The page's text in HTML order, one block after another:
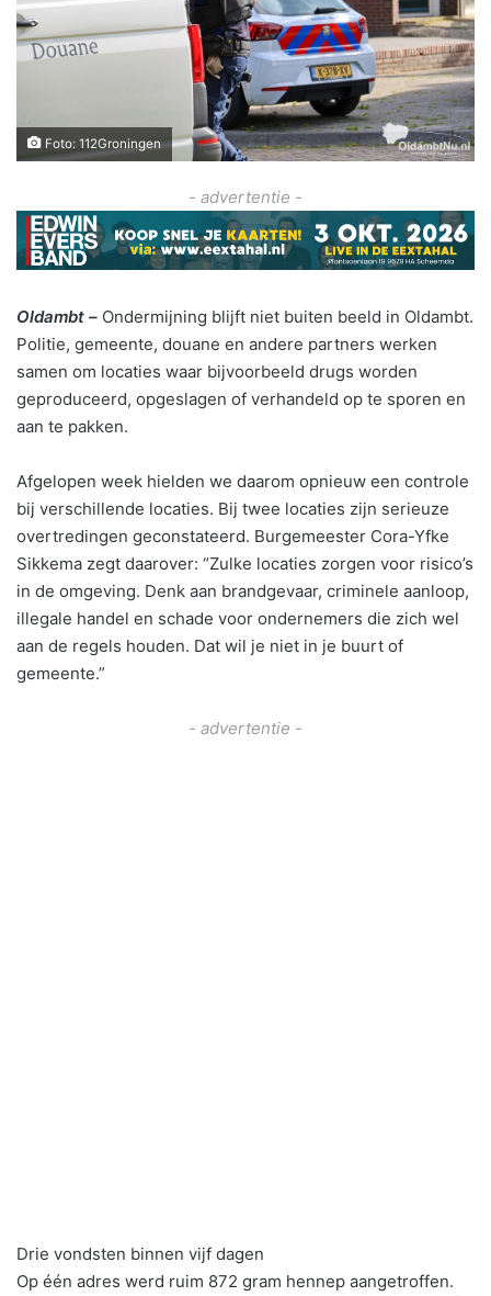
Foto: 112Groningen
- advertentie -
Oldambt – Ondermijning blijft niet buiten beeld in Oldambt.
Politie, gemeente, douane en andere partners werken
samen om locaties waar bijvoorbeeld drugs worden
geproduceerd, opgeslagen of verhandeld op te sporen en
aan te pakken.
Afgelopen week hielden we daarom opnieuw een controle
bij verschillende locaties. Bij twee locaties zijn serieuze
overtredingen geconstateerd. Burgemeester Cora-Yfke
Sikkema zegt daarover: “Zulke locaties zorgen voor risico’s
in de omgeving. Denk aan brandgevaar, criminele aanloop,
illegale handel en schade voor ondernemers die zich wel
aan de regels houden. Dat wil je niet in je buurt of
gemeente.”
- advertentie -
Drie vondsten binnen vijf dagen
Op één adres werd ruim 872 gram hennep aangetroffen.